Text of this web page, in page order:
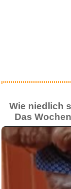
Wie niedlich
Das